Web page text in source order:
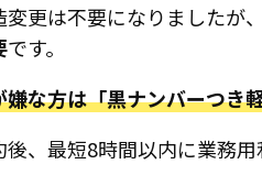
変更は不要になりましたが
です。
な方は「黒ナンバーつき
後、最短8時間以内に業務